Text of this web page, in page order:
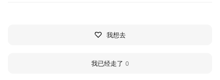
我想去
我已经走了 0